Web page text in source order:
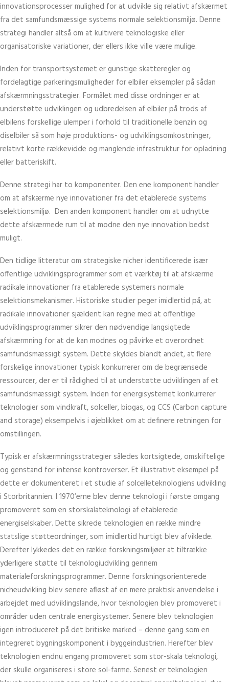
innovationsprocesser mulighed for at udvikle sig relativt afskærmet
fra det samfundsmæssige systems normale selektionsmiljø. Denne
strategi handler altså om at kultivere teknologiske eller
organisatoriske variationer, der ellers ikke ville være mulige.
Inden for transportsystemet er gunstige skatteregler og
fordelagtige parkeringsmuligheder for elbiler eksempler på sådan
afskærmningsstrategier. Formålet med disse ordninger er at
understøtte udviklingen og udbredelsen af elbiler på trods af
elbilens forskellige ulemper i forhold til traditionelle benzin og
diselbiler så som høje produktions- og udviklingsomkostninger,
relativt korte rækkevidde og manglende infrastruktur for opladning
eller batteriskift.
Denne strategi har to komponenter. Den ene komponent handler
om at afskærme nye innovationer fra det etablerede systems
selektionsmiljø. Den anden komponent handler om at udnytte
dette afskærmede rum til at modne den nye innovation bedst
muligt.
Den tidlige litteratur om strategiske nicher identificerede især
offentlige udviklingsprogrammer som et værktøj til at afskærme
radikale innovationer fra etablerede systemers normale
selektionsmekanismer. Historiske studier peger imidlertid på, at
radikale innovationer sjældent kan regne med at offentlige
udviklingsprogrammer sikrer den nødvendige langsigtede
afskærmning for at de kan modnes og påvirke et overordnet
samfundsmæssigt system. Dette skyldes blandt andet, at flere
forskelige innovationer typisk konkurrerer om de begrænsede
ressourcer, der er til rådighed til at understøtte udviklingen af et
samfundsmæssigt system. Inden for energisystemet konkurrerer
teknologier som vindkraft, solceller, biogas, og CCS (Carbon capture
and storage) eksempelvis i øjeblikket om at definere retningen for
omstillingen.
Typisk er afskærmningsstrategier således kortsigtede, omskiftelige
og genstand for intense kontroverser. Et illustrativt eksempel på
dette er dokumenteret i et studie af solcelleteknologiens udvikling
i Storbritannien. I 1970’erne blev denne teknologi i første omgang
promoveret som en storskalateknologi af etablerede
energiselskaber. Dette sikrede teknologien en række mindre
statslige støtteordninger, som imidlertid hurtigt blev afviklede.
Derefter lykkedes det en række forskningsmiljøer at tiltrække
yderligere støtte til teknologiudvikling gennem
materialeforskningsprogrammer. Denne forskningsorienterede
nicheudvikling blev senere afløst af en mere praktisk anvendelse i
arbejdet med udviklingslande, hvor teknologien blev promoveret i
områder uden centrale energisystemer. Senere blev teknologien
igen introduceret på det britiske marked – denne gang som en
integreret bygningskomponent i byggeindustrien. Herefter blev
teknologien endnu engang promoveret som stor-skala teknologi,
der skulle organiseres i store sol-farme. Senest er teknologien